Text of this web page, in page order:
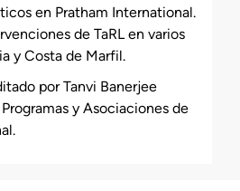
en Pratham International.
de TaRL en varios
y Costa de Marfil.
por Tanvi Banerjee
y Asociaciones de